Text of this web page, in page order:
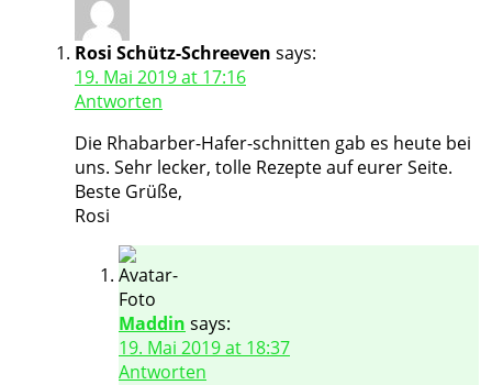
Rosi Schütz-Schreeven says:
19. Mai 2019 at 17:16
Antworten
Die Rhabarber-Hafer-schnitten gab es heute bei
uns. Sehr lecker, tolle Rezepte auf eurer Seite.
Beste Grüße,
Rosi
Maddin says:
19. Mai 2019 at 18:37
Antworten